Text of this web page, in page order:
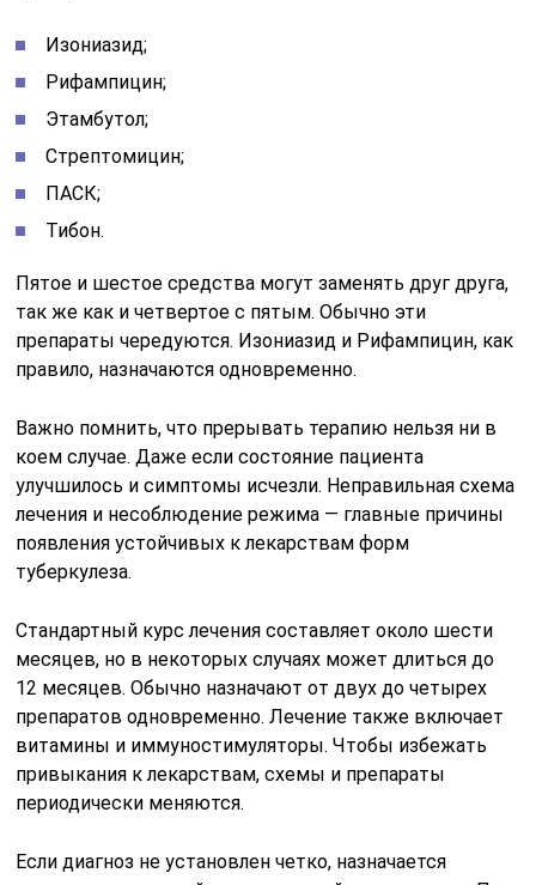
Изониазид;
Рифампицин;
Этамбутол;
Стрептомицин;
ПАСК;
Тибон.
Пятое и шестое средства могут заменять друг друга,
так же как и четвертое с пятым. Обычно эти
препараты чередуются. Изониазид и Рифампицин, как
правило, назначаются одновременно.
Важно помнить, что прерывать терапию нельзя ни в
коем случае. Даже если состояние пациента
улучшилось и симптомы исчезли. Неправильная схема
лечения и несоблюдение режима — главные причины
появления устойчивых к лекарствам форм
туберкулеза.
Стандартный курс лечения составляет около шести
месяцев, но в некоторых случаях может длиться до
12 месяцев. Обычно назначают от двух до четырех
препаратов одновременно. Лечение также включает
витамины и иммуностимуляторы. Чтобы избежать
привыкания к лекарствам, схемы и препараты
периодически меняются.
Если диагноз не установлен четко, назначается